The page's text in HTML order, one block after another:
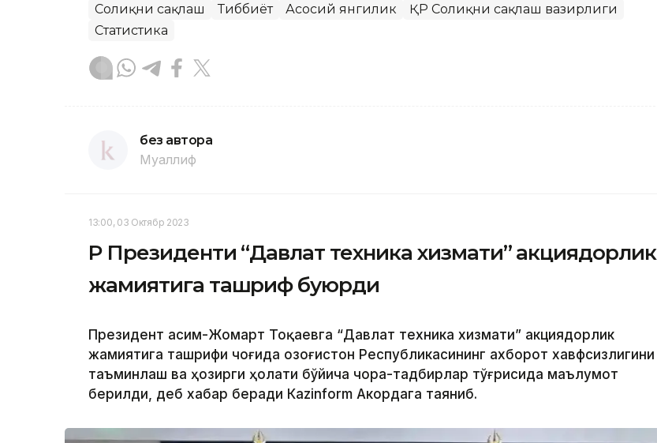
Соғлиқни сақлаш Тиббиёт Асосий янгилик
ҚР Соғлиқни сақлаш вазирлиги
Статистика
без автора
Муаллиф
13:00, 03 Октябр 2023
ҚР Президенти “Давлат техника хизмати” акциядорлик
жамиятига ташриф буюрди
Президент Қасим-Жомарт Тоқаевга “Давлат техника хизмати” акциядорлик
жамиятига ташрифи чоғида Қозоғистон Республикасининг ахборот хавфсизлигини
таъминлаш ва ҳозирги ҳолати бўйича чора-тадбирлар тўғрисида маълумот
берилди, деб хабар беради Каzinform Акордага таяниб.